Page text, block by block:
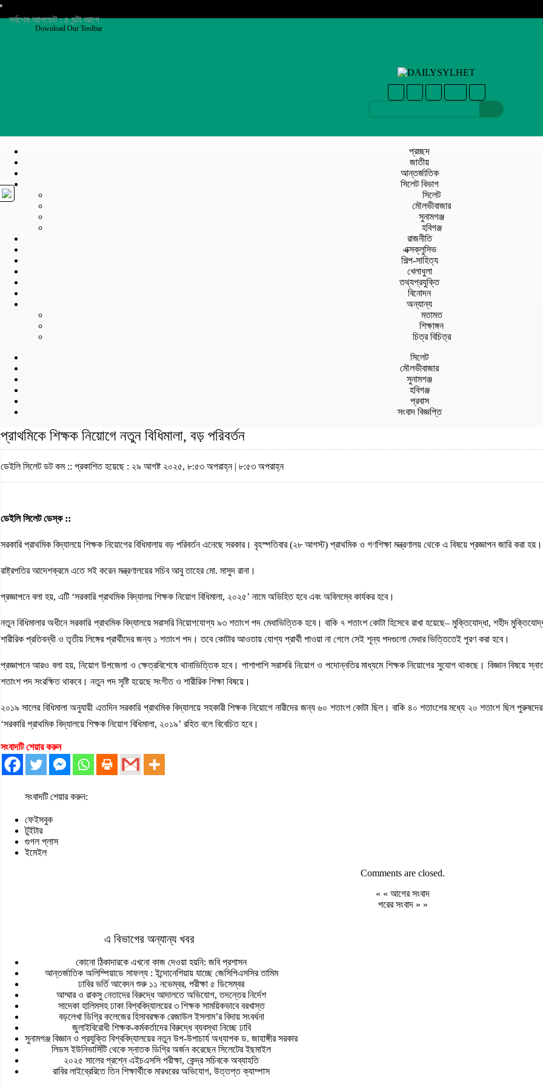
সর্বশেষ আপডেট : ৪ ঘন্টা আগে
Download Our Toolbar
প্রচ্ছদ
জাতীয়
আন্তর্জাতিক
সিলেট বিভাগ
সিলেট
মৌলভীবাজার
সুনামগঞ্জ
হবিগঞ্জ
রাজনীতি
এক্সক্লুসিভ
শিল্প-সাহিত্য
খেলাধুলা
তথ্যপ্রযুক্তি
বিনোদন
অন্যান্য
মতামত
শিক্ষাঙ্গন
চিত্র বিচিত্র
সিলেট
মৌলভীবাজার
সুনামগঞ্জ
হবিগঞ্জ
প্রবাস
সংবাদ বিজ্ঞপ্তি
প্রাথমিকে শিক্ষক নিয়োগে নতুন বিধিমালা, বড় পরিবর্তন
ডেইলি সিলেট ডট কম :: প্রকাশিত হয়েছে : ২৯ আগষ্ট ২০২৫, ৮:৫৩ অপরাহ্ন | ৮:৫৩ অপরাহ্ন
ডেইলি সিলেট ডেস্ক ::
সরকারি প্রাথমিক বিদ্যালয়ে শিক্ষক নিয়োগের বিধিমালায় বড় পরিবর্তন এনেছে সরকার। বৃহস্পতিবার (২৮ আগস্ট) প্রাথমিক ও গণশিক্ষা মন্ত্রণালয় থেকে এ বিষয়ে প্রজ্ঞাপন জারি করা হয়।
রাষ্ট্রপতির আদেশক্রমে এতে সই করেন মন্ত্রণালয়ের সচিব আবু তাহের মো. মাসুদ রানা।
প্রজ্ঞাপনে বলা হয়, এটি ‘সরকারি প্রাথমিক বিদ্যালয় শিক্ষক নিয়োগ বিধিমালা, ২০২৫’ নামে অভিহিত হবে এবং অবিলম্বে কার্যকর হবে।
নতুন বিধিমালার অধীনে সরকারি প্রাথমিক বিদ্যালয়ে সরাসরি নিয়োগযোগ্য ৯৩ শতাংশ পদ মেধাভিত্তিক হবে। বাকি ৭ শতাংশ কোটা হিসেবে রাখা হয়েছে– মুক্তিযোদ্ধা, শহীদ
শারীরিক প্রতিবন্ধী ও তৃতীয় লিঙ্গের প্রার্থীদের জন্য ১ শতাংশ পদ। তবে কোটার আওতায় যোগ্য প্রার্থী পাওয়া না গেলে সেই শূন্য পদগুলো মেধার ভিত্তিতেই পূরণ করা হবে।
প্রজ্ঞাপনে আরও বলা হয়, নিয়োগ উপজেলা ও ক্ষেত্রবিশেষে থানাভিত্তিক হবে। পাশাপাশি সরাসরি নিয়োগ ও পদোন্নতির মাধ্যমে শিক্ষক নিয়োগের সুযোগ থাকছে। বিজ্ঞান বিষয়ে
শতাংশ পদ সংরক্ষিত থাকবে। নতুন পদ সৃষ্টি হয়েছে সংগীত ও শারীরিক শিক্ষা বিষয়ে।
২০১৯ সালের বিধিমালা অনুযায়ী এতদিন সরকারি প্রাথমিক বিদ্যালয়ে সহকারী শিক্ষক নিয়োগে নারীদের জন্য ৬০ শতাংশ কোটা ছিল। বাকি ৪০ শতাংশের মধ্যে ২০ শতাংশ ছিল
‘সরকারি প্রাথমিক বিদ্যালয়ে শিক্ষক নিয়োগ বিধিমালা, ২০১৯’ রহিত বলে বিবেচিত হবে।
সংবাদটি শেয়ার করুন
সংবাদটি শেয়ার করুন:
ফেইসবুক
টুইটার
গুগল প্লাস
ইমেইল
Comments are closed.
« « আগের সংবাদ
পরের সংবাদ » »
এ বিভাগের অন্যান্য খবর
কোনো ঠিকাদারকে এখনো কাজ দেওয়া হয়নি: জবি প্রশাসন
আন্তর্জাতিক অলিম্পিয়াডে সাফল্য : ইন্দোনেশিয়ায় যাচ্ছে জেসিপিএসসির তামিম
ঢাবির ভর্তি আবেদন শুরু ১১ নভেম্বর, পরীক্ষা ৫ ডিসেম্বর
আম্মার ও রাকসু নেতাদের বিরুদ্ধে আদালতে অভিযোগ, তদন্তের নির্দেশ
সাদেকা হালিমসহ ঢাকা বিশ্ববিদ্যালয়ের ৩ শিক্ষক সাময়িকভাবে বরখাস্ত
বড়লেখা ডিগ্রি কলেজের হিসাবরক্ষক রেজাউল ইসলাম’র বিদায় সংবর্ধনা
জুলাইবিরোধী শিক্ষক-কর্মকর্তাদের বিরুদ্ধে ব্যবস্থা নিচ্ছে ঢাবি
সুনামগঞ্জ বিজ্ঞান ও প্রযুক্তি বিশ্ববিদ্যালয়ের নতুন উপ-উপাচার্য অধ্যাপক ড. জাহাঙ্গীর সরকার
লিডস ইউনিভার্সিটি থেকে স্নাতক ডিগ্রি অর্জন করেছেন সিলেটের ইছমাইল
২০২৫ সালের প্রশ্নে এইচএসসি পরীক্ষা, কেন্দ্র সচিবকে অব্যাহতি
রাবির লাইব্রেরিতে তিন শিক্ষার্থীকে মারধরের অভিযোগ, উত্তপ্ত ক্যাম্পাস